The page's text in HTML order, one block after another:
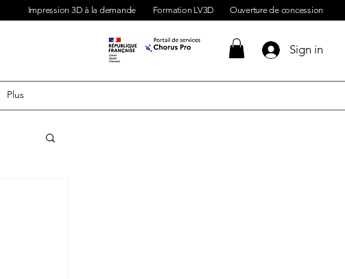
Impression 3D à la demande Formation LV3D Ouverture de concession
Sign in
Plus